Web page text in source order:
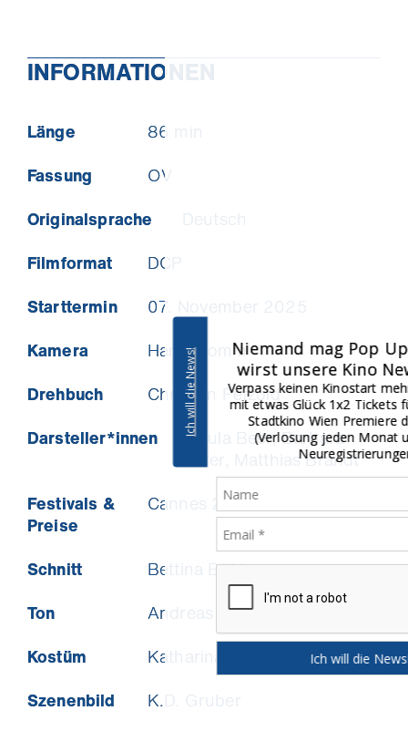
INFORMATIONEN
Länge
86 min
Fassung
OV
Originalsprache
Deutsch
Filmformat
DCP
Starttermin
07. November 2025
Kamera
Hans Fromm
Drehbuch
Christian Petzold
Darsteller*innen
Paula Beer, Barbara
Auer, Matthias Brandt
Festivals &
Preise
Cannes 2025
Schnitt
Bettina Böhler
Ton
Andreas Mücke-Niesytka
Kostüm
Katharina Ost
Szenenbild
K.D. Gruber
Ich will die News!
Niemand mag Pop Ups. Aber du
wirst unsere Kino News lieben.
Verpass keinen Kinostart mehr und gewinne
mit etwas Glück 1x2 Tickets für die nächste
Stadtkino Wien Premiere deiner Wahl
(Verlosung jeden Monat unter allen
Neuregistrierungen).